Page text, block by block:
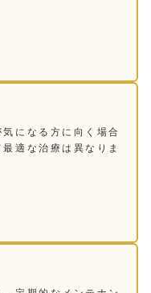
になる方に向く場合
適な治療は異なりま